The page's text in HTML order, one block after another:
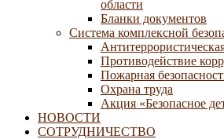
области
Бланки документов
Система комплексной
Противодействие
Пожарная
Охрана труда
Акция «Безопасное
НОВОСТИ
СОТРУДНИЧЕСТВО